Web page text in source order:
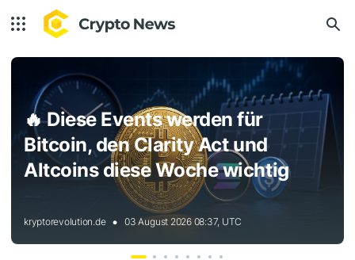
🔥Diese Events werden für
Bitcoin, den Clarity Act und
Altcoins diese Woche wichtig
kryptorevolution.de 03 August 2026 08:37, UTC